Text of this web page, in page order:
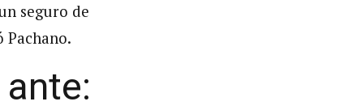
seguro de
Pachano.